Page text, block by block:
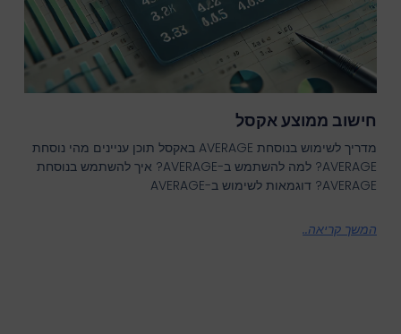
חישוב ממוצע אקסל
מדריך לשימוש בנוסחת AVERAGE באקסל תוכן עניינים מהי נוסחת
AVERAGE? למה להשתמש ב-AVERAGE? איך להשתמש בנוסחת
AVERAGE? דוגמאות לשימוש ב-AVERAGE
המשך קריאה..